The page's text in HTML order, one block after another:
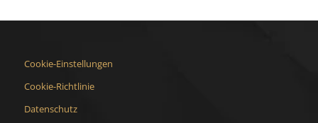
Cookie-Einstellungen
Cookie-Richtlinie
Datenschutz